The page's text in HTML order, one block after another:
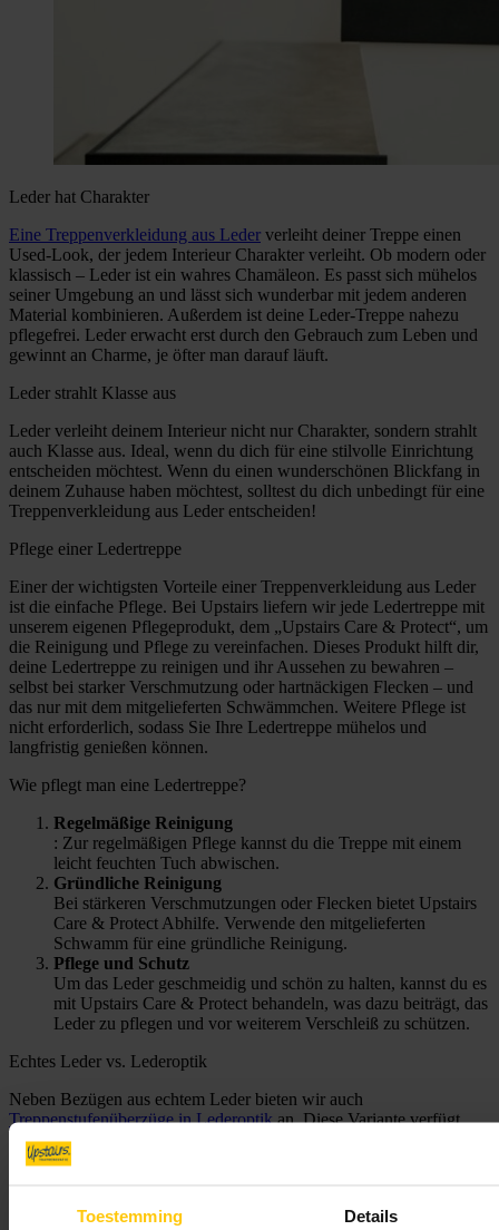
Toestemming Details
Leder hat Charakter
Eine Treppenverkleidung aus Leder verleiht deiner Treppe einen
Used-Look, der jedem Interieur Charakter verleiht. Ob modern oder
klassisch – Leder ist ein wahres Chamäleon. Es passt sich mühelos
seiner Umgebung an und lässt sich wunderbar mit jedem anderen
Material kombinieren. Außerdem ist deine Leder-Treppe nahezu
pflegefrei. Leder erwacht erst durch den Gebrauch zum Leben und
gewinnt an Charme, je öfter man darauf läuft.
Leder strahlt Klasse aus
Leder verleiht deinem Interieur nicht nur Charakter, sondern strahlt
auch Klasse aus. Ideal, wenn du dich für eine stilvolle Einrichtung
entscheiden möchtest. Wenn du einen wunderschönen Blickfang in
deinem Zuhause haben möchtest, solltest du dich unbedingt für eine
Treppenverkleidung aus Leder entscheiden!
Pflege einer Ledertreppe
Einer der wichtigsten Vorteile einer Treppenverkleidung aus Leder
ist die einfache Pflege. Bei Upstairs liefern wir jede Ledertreppe mit
unserem eigenen Pflegeprodukt, dem „Upstairs Care & Protect“, um
die Reinigung und Pflege zu vereinfachen. Dieses Produkt hilft dir,
deine Ledertreppe zu reinigen und ihr Aussehen zu bewahren –
selbst bei starker Verschmutzung oder hartnäckigen Flecken – und
das nur mit dem mitgelieferten Schwämmchen. Weitere Pflege ist
nicht erforderlich, sodass Sie Ihre Ledertreppe mühelos und
langfristig genießen können.
Wie pflegt man eine Ledertreppe?
Regelmäßige Reinigung
: Zur regelmäßigen Pflege kannst du die Treppe mit einem
leicht feuchten Tuch abwischen.
Gründliche Reinigung
Bei stärkeren Verschmutzungen oder Flecken bietet Upstairs
Care & Protect Abhilfe. Verwende den mitgelieferten
Schwamm für eine gründliche Reinigung.
Pflege und Schutz
Um das Leder geschmeidig und schön zu halten, kannst du es
mit Upstairs Care & Protect behandeln, was dazu beiträgt, das
Leder zu pflegen und vor weiterem Verschleiß zu schützen.
Echtes Leder vs. Lederoptik
Neben Bezügen aus echtem Leder bieten wir auch
Treppenstufenüberzüge in Lederoptikan.Diese Variante verfügt
über eine kratzfeste und pflegeleichte
natürlichen Eigenschaften von echtem Leder nachahmt. Unsere
eine pflegefreie Treppe, die weder abgeschliffen noch gestrichen